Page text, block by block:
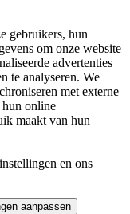
gebruikers, hun
om onze website
advertenties
te analyseren. We
met externe
hun online
maakt van hun
en ons
aanpassen